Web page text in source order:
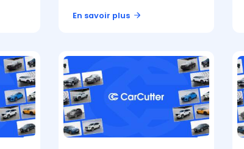
En savoir plus